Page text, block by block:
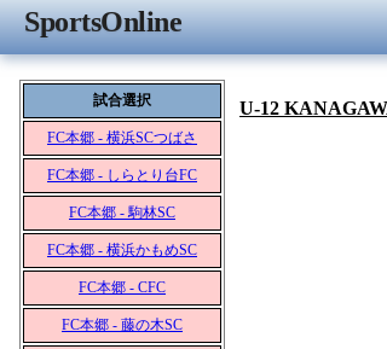
SportsOnline
試合選択
FC本郷 - 横浜SCつばさ
FC本郷 - しらとり台FC
FC本郷 - 駒林SC
FC本郷 - 横浜かもめSC
FC本郷 - CFC
FC本郷 - 藤の木SC
U-12